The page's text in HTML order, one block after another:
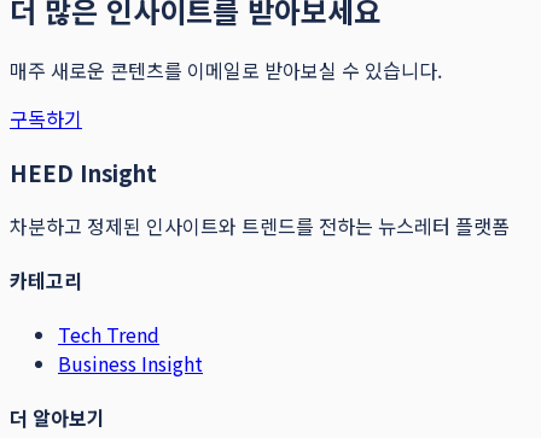
더 많은 인사이트를 받아보세요
매주 새로운 콘텐츠를 이메일로 받아보실 수 있습니다.
구독하기
HEED Insight
차분하고 정제된 인사이트와 트렌드를 전하는 뉴스레터 플랫폼
카테고리
Tech Trend
Business Insight
더 알아보기